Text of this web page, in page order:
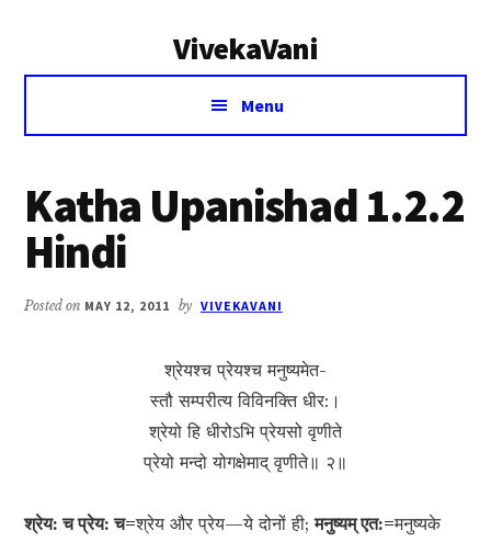
VivekaVani
Voice
Vivekananda
Menu
Katha Upanishad 1.2.2
Hindi
Posted on MAY 12, 2011 by VIVEKAVANI
श्रेयश्च प्रेयश्च मनुष्यमेत-
स्तौ सम्परीत्य विविनक्ति धीर:।
श्रेयो हि धीरोऽभि प्रेयसो वृणीते
प्रेयो मन्दो योगक्षेमाद् वृणीते॥ २॥
श्रेय: च प्रेय: च=श्रेय और प्रेय—ये दोनों ही;मनुष्यम् एत:=मनुष्यके